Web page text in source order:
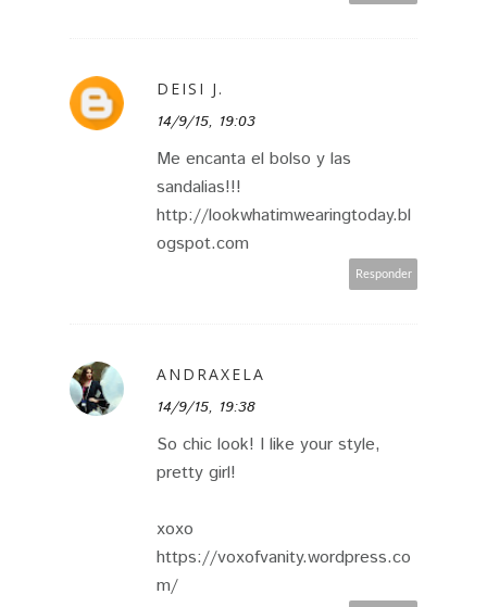
DEISI J.
14/9/15, 19:03
Me encanta el bolso y las
sandalias!!!
http://lookwhatimwearingtoday.bl
ogspot.com
Responder
ANDRAXELA
14/9/15, 19:38
So chic look! I like your style,
pretty girl!
xoxo
https://voxofvanity.wordpress.co
m/